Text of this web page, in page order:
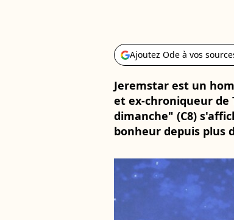
Ajoutez Ode à vos
Jeremstar est un
et ex-chroniqueur de
dimanche" (C8)
bonheur depuis plus